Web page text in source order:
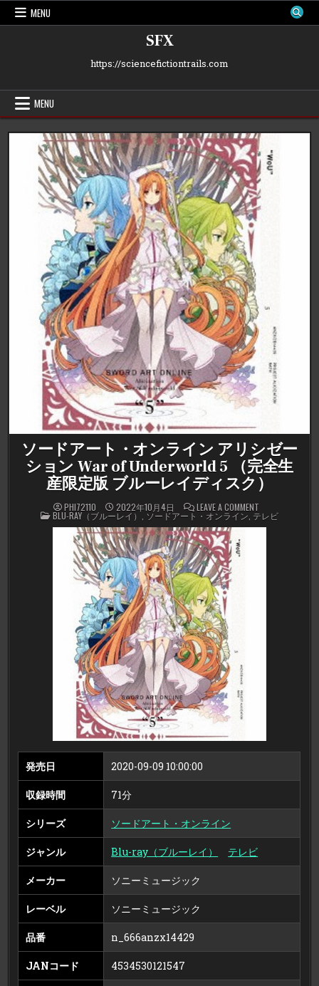
Skip
MENU
SFX
https://sciencefictiontrails.com
MENU
ソードアート・オンライン アリシゼー
ション War of Underworld 5 （完全生
産限定版 ブルーレイディスク）
PHI72110 2022年10月4日 LEAVE A COMMENTON
ソ
ー
定
ル
ク）
POSTED
IN
BLU-RAY（ブルーレイ） ソードアート・オンライン,テレビ
発売日 2020-09-09 10:00:00
収録時間 71分
シリーズ ソードアート・オンライン
ジャンル Blu-ray（ブルーレイ） テレビ
メーカー ソニーミュージック
レーベル ソニーミュージック
品番 n_666anzx14429
JANコード 4534530121547